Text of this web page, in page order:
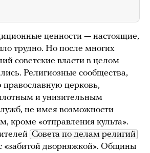
ценности — настоящие,
трудно. Но после многих
советские власти в целом
Религиозные сообщества,
церковь,
и унизительным
не имея возможности
кроме «отправления культа».
Совета по делам религий
дворняжкой». Общины